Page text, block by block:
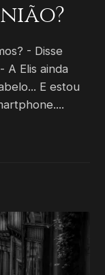
- Disse
A Elis ainda
E estou